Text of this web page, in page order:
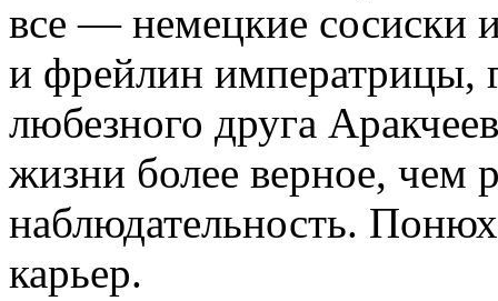
все — немецкие сосиски
и фрейлин императрицы,
любезного друга
жизни более верное, чем
наблюдательность.
карьер.